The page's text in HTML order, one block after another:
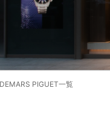
PIGUET一覧